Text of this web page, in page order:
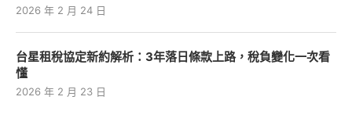
2026 年 2 月 24 日
台星租稅協定新約解析：3年落日條款上路，稅負變化一次看
懂
2026 年 2 月 23 日